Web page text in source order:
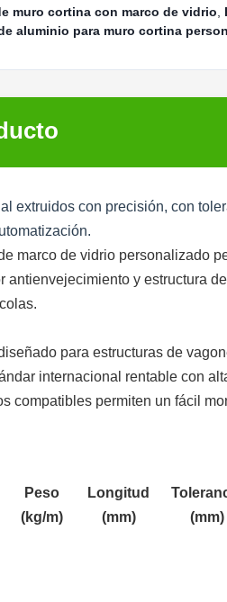
muro cortina con marco de vidrio
aluminio para muro cortina
extruidos con precisión, con
marco de vidrio personalizado
antienvejecimiento y estructura
para estructuras de
internacional rentable con
compatibles permiten un fácil
Peso
(kg/m)
Longitud
(mm)
(mm)